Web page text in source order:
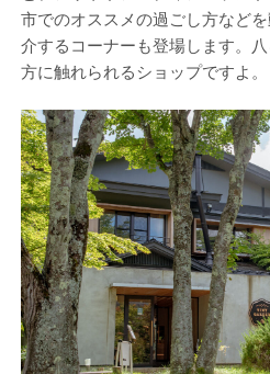
市でのオススメの過ごし方など
介するコーナーも登場します。
方に触れられるショップですよ。